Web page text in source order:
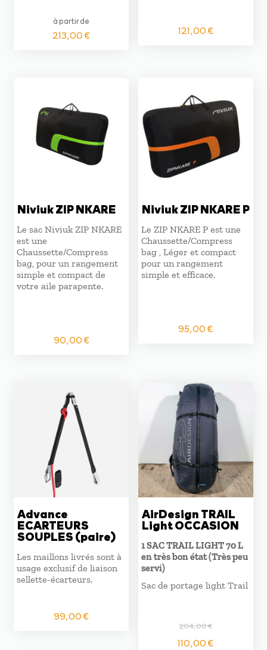
à partir de
213,00€ 121,00€
Niviuk ZIP NKARE
Le sac Niviuk ZIP NKARE
est une
Chaussette/Compress
bag, pour un rangement
simple et compact de
votre aile parapente.
90,00€
Niviuk ZIP NKARE P
Le ZIP NKARE P est une
Chaussette/Compress
bag , Léger et compact
pour un rangement
simple et efficace.
95,00€
Advance
ECARTEURS
SOUPLES (paire)
Les maillons livrés sont à
usage exclusif de liaison
sellette-écarteurs.
99,00€
AirDesign TRAIL
Light OCCASION
1 SAC TRAIL LIGHT 70 L
en très bon état (Très peu
servi)
Sac de portage light Trail
204,00€
Le
110,00€Le